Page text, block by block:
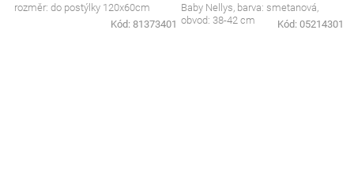
rozměr: do postýlky 120x60cm
Kód: 81373401
Baby Nellys, barva: smetanová,
obvod: 38-42 cm
Kód: 05214301